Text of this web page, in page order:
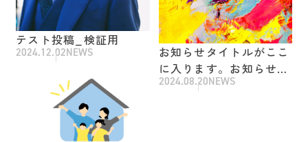
テスト投稿_検証用
2024.12.02NEWS
お知らせタイトルがここ
に入ります。お知らせタ
イトルがここに入りま
2024.08.20NEWS